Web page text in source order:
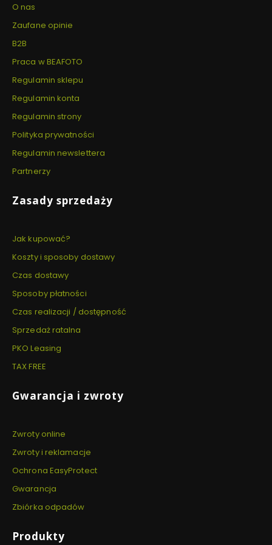
O nas
Zaufane opinie
B2B
Praca w BEAFOTO
Regulamin sklepu
Regulamin konta
Regulamin strony
Polityka prywatności
Regulamin newslettera
Partnerzy
Zasady sprzedaży
Jak kupować?
Koszty i sposoby dostawy
Czas dostawy
Sposoby płatności
Czas realizacji / dostępność
Sprzedaż ratalna
PKO Leasing
TAX FREE
Gwarancja i zwroty
Zwroty online
Zwroty i reklamacje
Ochrona EasyProtect
Gwarancja
Zbiórka odpadów
Produkty